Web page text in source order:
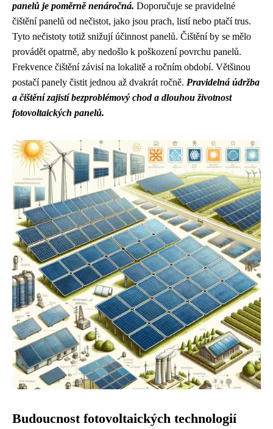
panelů je poměrně nenáročná. Doporučuje se pravidelné
čištění panelů od nečistot, jako jsou prach, listí nebo ptačí trus.
Tyto nečistoty totiž snižují účinnost panelů. Čištění by se mělo
provádět opatrně, aby nedošlo k poškození povrchu panelů.
Frekvence čištění závisí na lokalitě a ročním období. Většinou
postačí panely čistit jednou až dvakrát ročně. Pravidelná údržba
a čištění zajistí bezproblémový chod a dlouhou životnost
fotovoltaických panelů.
Budoucnost fotovoltaických technologií